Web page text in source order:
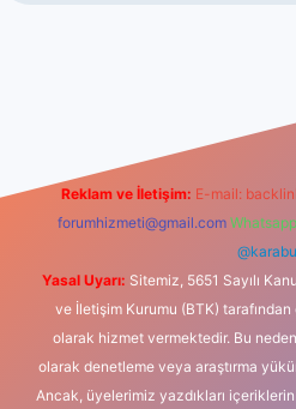
Reklam ve İletişim: E-mail:
forumhizmeti@gmail.com
Yasal Uyarı: Sitemiz, 5651 Sayılı
ve İletişim Kurumu (BTK) tarafından
olarak hizmet vermektedir. Bu
olarak denetleme veya araştırma
Ancak, üyelerimiz yazdıkları